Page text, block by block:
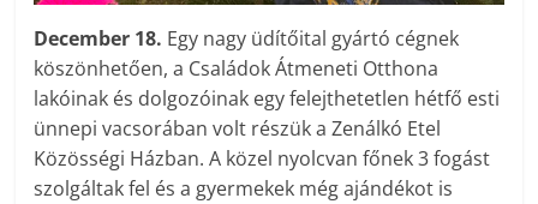
December 18. Egy nagy üdítőital gyártó cégnek
köszönhetően, a Családok Átmeneti Otthona
lakóinak és dolgozóinak egy felejthetetlen hétfő esti
ünnepi vacsorában volt részük a Zenálkó Etel
Közösségi Házban. A közel nyolcvan főnek 3 fogást
szolgáltak fel és a gyermekek még ajándékot is